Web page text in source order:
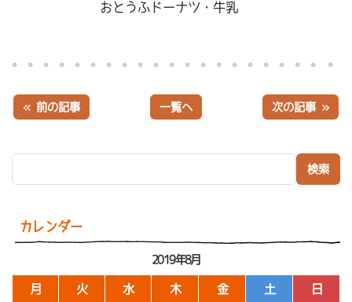
カレンダー
2019年8月
月 火 水 木 金 土 日
おとうふドーナツ・牛乳
« 前の記事 一覧へ 次の記事 »